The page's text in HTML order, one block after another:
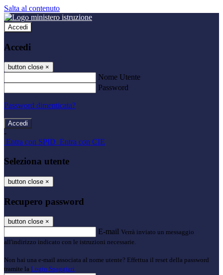
Salta al contenuto
Accedi
Accedi
button close ×
Nome Utente
Password
Password dimenticata?
-
Entra con SPID Entra con CIE
Seleziona utente
button close ×
Recupero password
button close ×
E-mail Verrà inviato un messaggio
all'indirizzo indicato con le istruzioni necessarie.
Non hai una e-mail associata al nome utente? Effettua il reset della password
tramite la Login Spaggiari